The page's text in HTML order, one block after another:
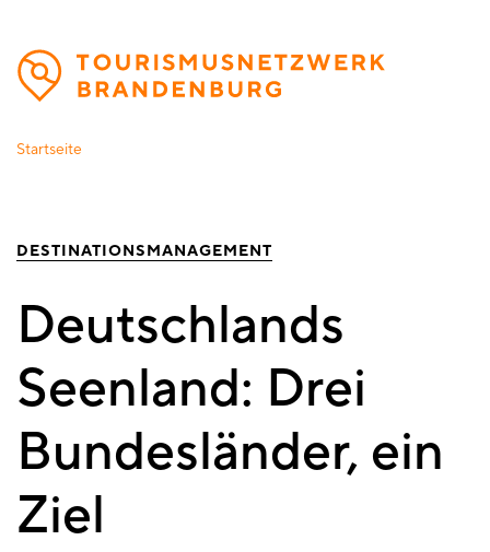
Direkt
zum
Inhalt
Startseite
DESTINATIONSMANAGEMENT
Deutschlands
Seenland: Drei
Bundesländer, ein
Ziel